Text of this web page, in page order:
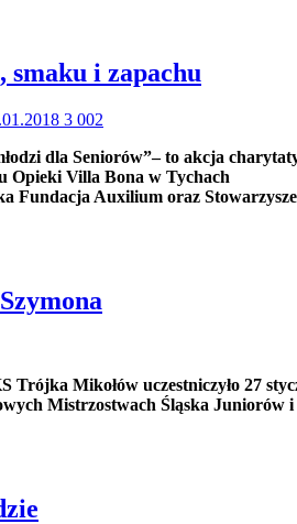
smaku i zapachu
dla Seniorów”– to akcja
Opieki Villa Bona w Tychach
Fundacja Auxilium oraz
Trójka Mikołów uczestniczyło 27
Mistrzostwach Śląska Juniorów i